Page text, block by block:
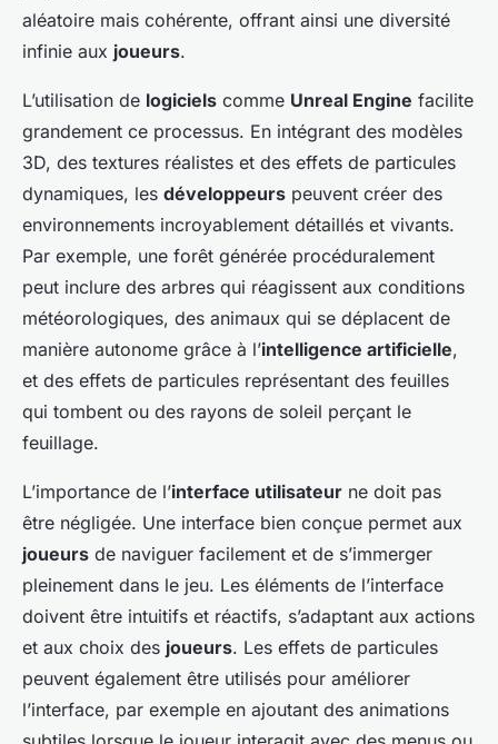
aléatoire mais cohérente, offrant ainsi une diversité
infinie aux joueurs.
L’utilisation de logiciels comme Unreal Engine facilite
grandement ce processus. En intégrant des modèles
3D, des textures réalistes et des effets de particules
dynamiques, les développeurs peuvent créer des
environnements incroyablement détaillés et vivants.
Par exemple, une forêt générée procéduralement
peut inclure des arbres qui réagissent aux conditions
météorologiques, des animaux qui se déplacent de
manière autonome grâce à l’intelligence artificielle,
et des effets de particules représentant des feuilles
qui tombent ou des rayons de soleil perçant le
feuillage.
L’importance de l’interface utilisateur ne doit pas
être négligée. Une interface bien conçue permet aux
joueurs de naviguer facilement et de s’immerger
pleinement dans le jeu. Les éléments de l’interface
doivent être intuitifs et réactifs, s’adaptant aux actions
et aux choix des joueurs. Les effets de particules
peuvent également être utilisés pour améliorer
l’interface, par exemple en ajoutant des animations